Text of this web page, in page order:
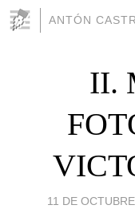
ANTÓN
II.
11 DE